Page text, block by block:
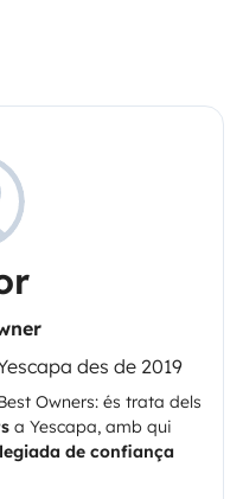
des de 2019
Owners: és trata dels
a Yescapa, amb qui
de confiança